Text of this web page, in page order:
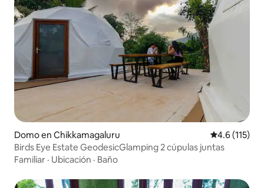
Domo en Chikkamagaluru Calificación
4.6 (115)
Birds Eye Estate GeodesicGlamping 2 cúpulas juntas
Familiar · Ubicación · Baño